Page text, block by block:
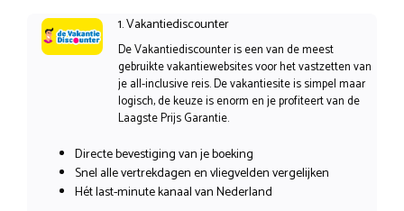
1. Vakantiediscounter
De Vakantiediscounter is een van de meest
gebruikte vakantiewebsites voor het vastzetten van
je all-inclusive reis. De vakantiesite is simpel maar
logisch, de keuze is enorm en je profiteert van de
Laagste Prijs Garantie.
Directe bevestiging van je boeking
Snel alle vertrekdagen en vliegvelden vergelijken
Hét last-minute kanaal van Nederland